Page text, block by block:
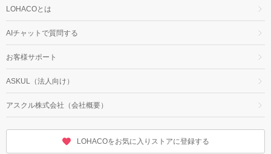
LOHACOとは
AIチャットで質問する
お客様サポート
ASKUL（法人向け）
アスクル株式会社（会社概要）
LOHACOをお気に入りストアに登録する